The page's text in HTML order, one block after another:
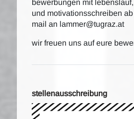
bewerbungen mit
und motivationsschreiben
mail an lammer@tugraz.at
wir freuen uns auf eure
stellenausschreibung